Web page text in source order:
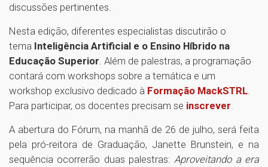
discussões pertinentes.
Nesta edição, diferentes especialistas discutirão o
tema Inteligência Artificial e o Ensino Híbrido na
Educação Superior . Além de palestras, a programação
contará com workshops sobre a temática e um
workshop exclusivo dedicado à Formação MackSTRL
Para participar, os docentes precisam se inscrever
A abertura do Fórum, na manhã de 26 de julho, será feita
pela pró-reitora de Graduação, Janette Brunstein, e na
sequência ocorrerão duas palestras: Aproveitando a era